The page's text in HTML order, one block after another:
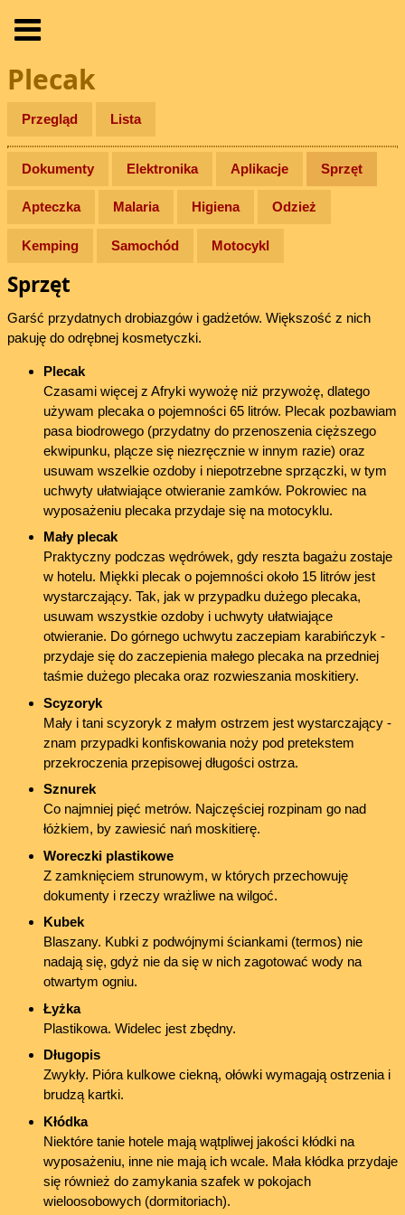
Plecak
Przegląd Lista
Dokumenty Elektronika Aplikacje Sprzęt
Apteczka Malaria Higiena Odzież
Kemping Samochód Motocykl
Sprzęt
Garść przydatnych drobiazgów i gadżetów. Większość z nich
pakuję do odrębnej kosmetyczki.
Plecak
Czasami więcej z Afryki wywożę niż przywożę, dlatego
używam plecaka o pojemności 65 litrów. Plecak pozbawiam
pasa biodrowego (przydatny do przenoszenia cięższego
ekwipunku, plącze się niezręcznie w innym razie) oraz
usuwam wszelkie ozdoby i niepotrzebne sprzączki, w tym
uchwyty ułatwiające otwieranie zamków. Pokrowiec na
wyposażeniu plecaka przydaje się na motocyklu.
Mały plecak
Praktyczny podczas wędrówek, gdy reszta bagażu zostaje
w hotelu. Miękki plecak o pojemności około 15 litrów jest
wystarczający. Tak, jak w przypadku dużego plecaka,
usuwam wszystkie ozdoby i uchwyty ułatwiające
otwieranie. Do górnego uchwytu zaczepiam karabińczyk -
przydaje się do zaczepienia małego plecaka na przedniej
taśmie dużego plecaka oraz rozwieszania moskitiery.
Scyzoryk
Mały i tani scyzoryk z małym ostrzem jest wystarczający -
znam przypadki konfiskowania noży pod pretekstem
przekroczenia przepisowej długości ostrza.
Sznurek
Co najmniej pięć metrów. Najczęściej rozpinam go nad
łóżkiem, by zawiesić nań moskitierę.
Woreczki plastikowe
Z zamknięciem strunowym, w których przechowuję
dokumenty i rzeczy wrażliwe na wilgoć.
Kubek
Blaszany. Kubki z podwójnymi ściankami (termos) nie
nadają się, gdyż nie da się w nich zagotować wody na
otwartym ogniu.
Łyżka
Plastikowa. Widelec jest zbędny.
Długopis
Zwykły. Pióra kulkowe ciekną, ołówki wymagają ostrzenia i
brudzą kartki.
Kłódka
Niektóre tanie hotele mają wątpliwej jakości kłódki na
wyposażeniu, inne nie mają ich wcale. Mała kłódka przydaje
się również do zamykania szafek w pokojach
wieloosobowych (dormitoriach).